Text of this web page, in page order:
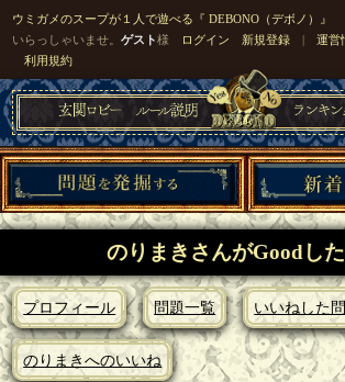
ウミガメのスープが１人で遊べる『 DEBONO（デボノ）』
いらっしゃいませ。ゲスト様 ログイン 新規登録 |運営
利用規約
のりまきさんがGoodし
プロフィール 問題一覧 いいねした
のりまきへのいいね